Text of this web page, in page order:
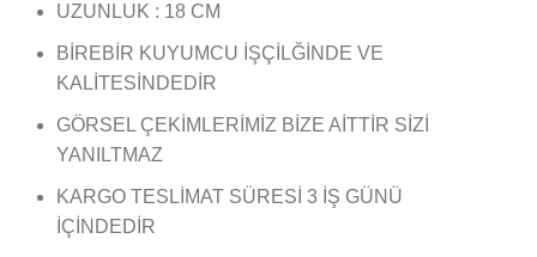
UZUNLUK : 18 CM
BİREBİR KUYUMCU İŞÇİLĞİNDE VE
KALİTESİNDEDİR
GÖRSEL ÇEKİMLERİMİZ BİZE AİTTİR SİZİ
YANILTMAZ
KARGO TESLİMAT SÜRESİ 3 İŞ GÜNÜ
İÇİNDEDİR